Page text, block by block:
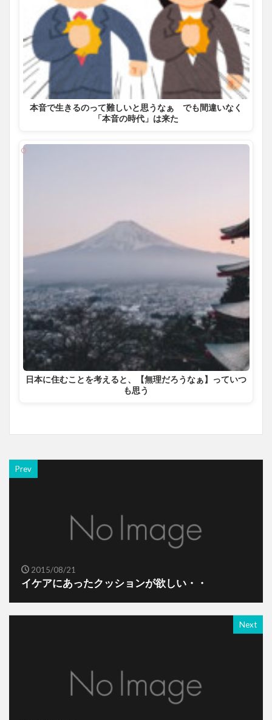
本音で生きるのって難しいと思うなぁ でも間違いなく
「本音の時代」は来た
日本に住むことを考えると、【無理だろうなぁ】っていつ
も思う
Prev
2015/08/21
イケアにあったクッションが欲しい・・
Next